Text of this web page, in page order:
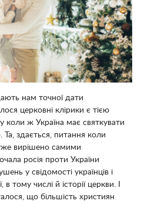
нам точної дати
церковні клірики є тією
коли ж Україна має святкувати
Та, здається, питання коли
вирішено самими
росія проти України
у свідомості українців і
в тому числі й історії церкви. І
що більшість християн